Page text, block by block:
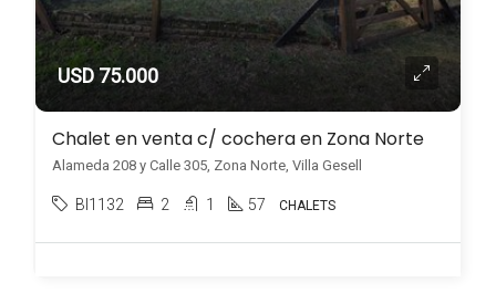
USD 75.000
Chalet en venta c/ cochera en Zona Norte
Alameda 208 y Calle 305, Zona Norte, Villa Gesell
BI1132 2 1 57 CHALETS